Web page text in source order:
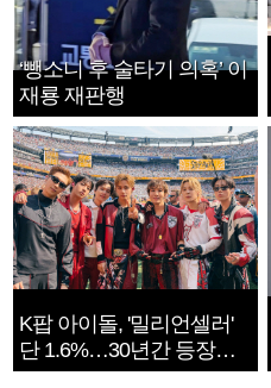
‘뺑소니 후 술타기 의혹’ 이
재룡 재판행
K팝 아이돌, '밀리언셀러'
단 1.6%…30년간 등장
1182개팀 전수조사